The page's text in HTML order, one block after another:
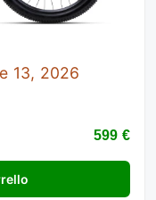
13, 2026
599 €